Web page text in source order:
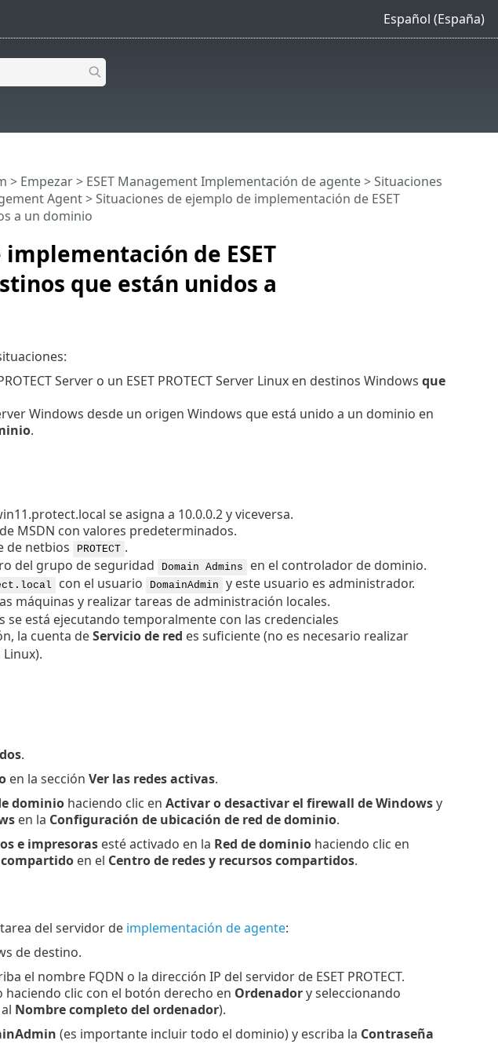
Español (España)
de ESET
que están unidos a
> Empezar> ESET Management Implementación de agente>Situaciones
Agent> Situaciones de ejemplo de implementación de ESET
a un dominio
Server o un ESET PROTECT Server Linux en destinos Windows que
Windows desde un origen Windows que está unido a un dominio en
.
se asigna a 10.0.0.2 y viceversa.
MSDN con valores predeterminados.
de netbios PROTECT .
del grupo de seguridad Domain Admins en el controlador de dominio.
con el usuario DomainAdmin y este usuario es administrador.
máquinas y realizar tareas de administración locales.
se está ejecutando temporalmente con las credenciales
la cuenta deServicio de red es suficiente (no es necesario realizar
.
en la sección Ver las redes activas.
dominiohaciendo clic en Activar o desactivar el firewall de Windowsy
en la Configuración de ubicación de red de dominio.
e impresorasesté activado en la Red de dominiohaciendo clic en
en el Centro de redes y recursos compartidos.
tarea del servidor de implementación de agente:
de destino.
el nombre FQDN o la dirección IP del servidor de ESET PROTECT.
clic con el botón derecho en Ordenadory seleccionando
Nombre completo del ordenador).
(es importante incluir todo el dominio) y escriba la Contraseña